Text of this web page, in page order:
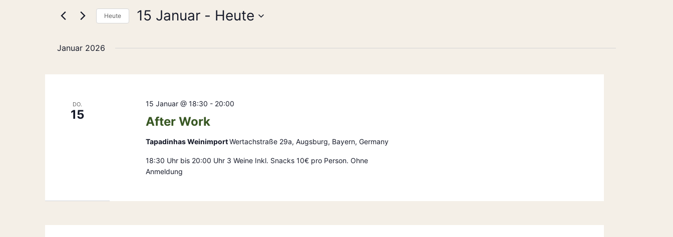
Navigation
VeranstaltungenHeute 15 Januar - Heute
Januar 2026
DO.
15 After Work
15 Januar @ 18:30 - 20:00
Tapadinhas WeinimportWertachstraße 29a, Augsburg, Bayern, Germany
18:30 Uhr bis 20:00 Uhr 3 Weine Inkl. Snacks 10€ pro Person. Ohne
Anmeldung